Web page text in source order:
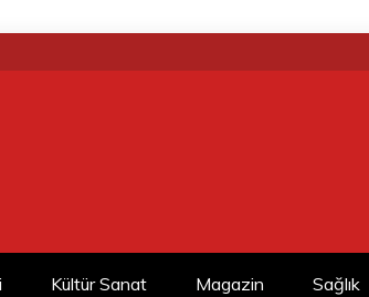
Kültür Sanat Magazin Sağlık